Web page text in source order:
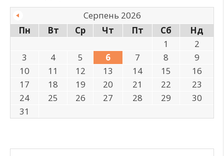
Серпень 2026
Пн
Вт Ср Чт Пт Сб
Нд
1
2
3
4 5 6 7 8
9
10
11 12 13 14 15
16
17
18 19 20 21 22
23
24
25 26 27 28 29
30
31